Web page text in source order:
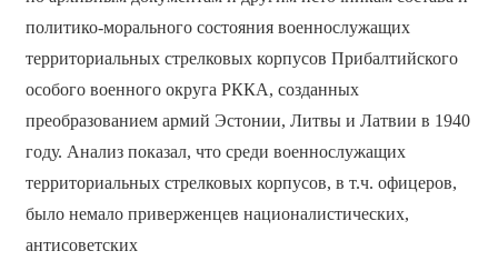
политико-морального состояния военнослужащих
территориальных стрелковых корпусов Прибалтийского
особого военного округа РККА, созданных
преобразованием армий Эстонии, Литвы и Латвии в 1940
году. Анализ показал, что среди военнослужащих
территориальных стрелковых корпусов, в т.ч. офицеров,
было немало приверженцев националистических,
антисоветских